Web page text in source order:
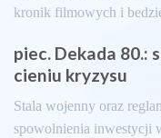
kronik filmowych i
piec. Dekada 80.:
cieniu kryzysu
Stala wojenny oraz
spowolnienia inwestycji